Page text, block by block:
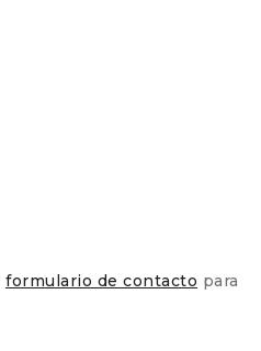
formulario de contacto para